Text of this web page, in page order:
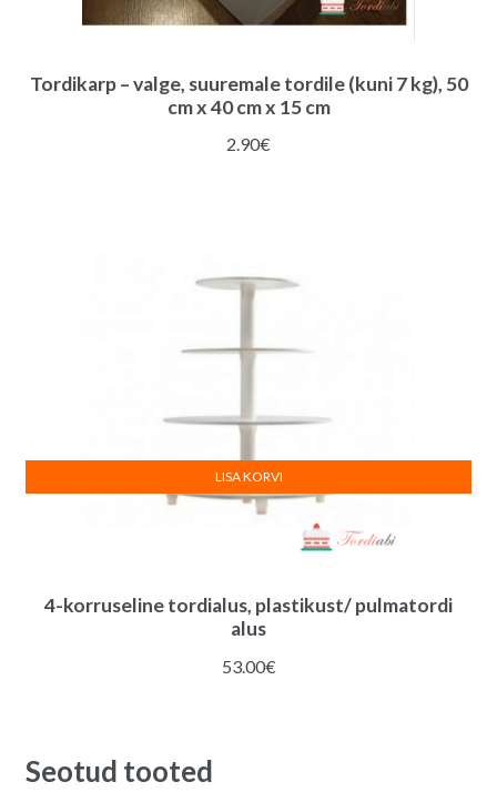
Tordikarp – valge, suuremale tordile (kuni 7 kg), 50
cm x 40 cm x 15 cm
2.90€
4-korruseline tordialus, plastikust/ pulmatordi
alus
53.00€
LISA KORVI
Seotud tooted